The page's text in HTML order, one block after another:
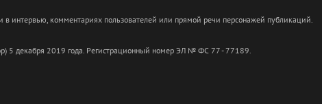
интервью, комментариях пользователей или прямой речи персонажей публикаций.
5 декабря 2019 года. Регистрационный номер ЭЛ № ФС 77 - 77189.